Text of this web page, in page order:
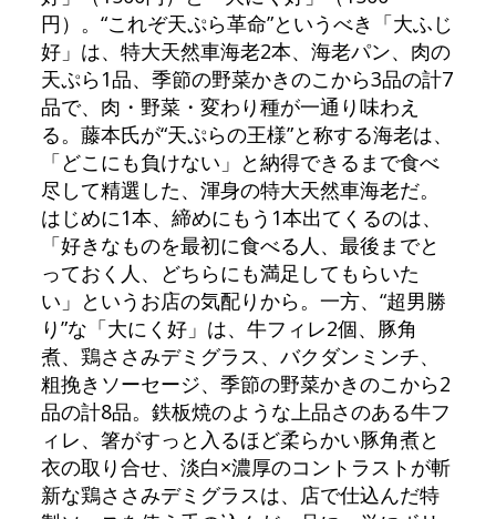
円）。“これぞ天ぷら革命”というべき「大ふじ
好」は、特大天然車海老2本、海老パン、肉の
天ぷら1品、季節の野菜かきのこから3品の計7
品で、肉・野菜・変わり種が一通り味わえ
る。藤本氏が“天ぷらの王様”と称する海老は、
「どこにも負けない」と納得できるまで食べ
尽して精選した、渾身の特大天然車海老だ。
はじめに1本、締めにもう1本出てくるのは、
「好きなものを最初に食べる人、最後までと
っておく人、どちらにも満足してもらいた
い」というお店の気配りから。一方、“超男勝
り”な「大にく好」は、牛フィレ2個、豚角
煮、鶏ささみデミグラス、バクダンミンチ、
粗挽きソーセージ、季節の野菜かきのこから2
品の計8品。鉄板焼のような上品さのある牛フ
ィレ、箸がすっと入るほど柔らかい豚角煮と
衣の取り合せ、淡白×濃厚のコントラストが斬
新な鶏ささみデミグラスは、店で仕込んだ特